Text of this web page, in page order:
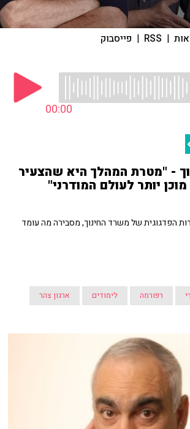
|
RSS
| פייסבוק
00:00
- "מטרת המהלך היא שהצעיר
יותר לעולם המודרני"
הפדגוגית של משרד החינוך, מסבירה מה עומד
רפורמה לימודים ארגון צהר